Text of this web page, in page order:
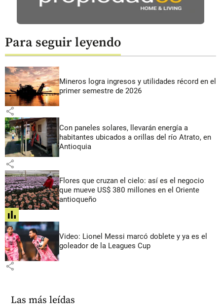
Para seguir leyendo
Mineros logra ingresos y utilidades récord en el
primer semestre de 2026
share
Con paneles solares, llevarán energía a
habitantes ubicados a orillas del río Atrato, en
Antioquia
share
Flores que cruzan el cielo: así es el negocio
que mueve US$ 380 millones en el Oriente
antioqueño
share
Video: Lionel Messi marcó doblete y ya es el
goleador de la Leagues Cup
share
Las más leídas